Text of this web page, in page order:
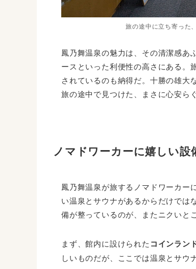
旅の途中に立ち寄った
鳳乃舞温泉の魅力は、その清潔感あ
ースといった利便性の高さにある。
されているのも納得だ。十勝の雄大
旅の途中で見つけた、まさに心安ら
ノマドワーカーに嬉しい設
鳳乃舞温泉が旅するノマドワーカー
い温泉とサウナがあるからだけでは
備が整っているのが、またニクいと
まず、館内に設けられた コインラン
しいものだが、ここでは温泉とサウ